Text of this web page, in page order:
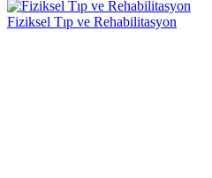
Fiziksel Tıp ve Rehabilitasyon